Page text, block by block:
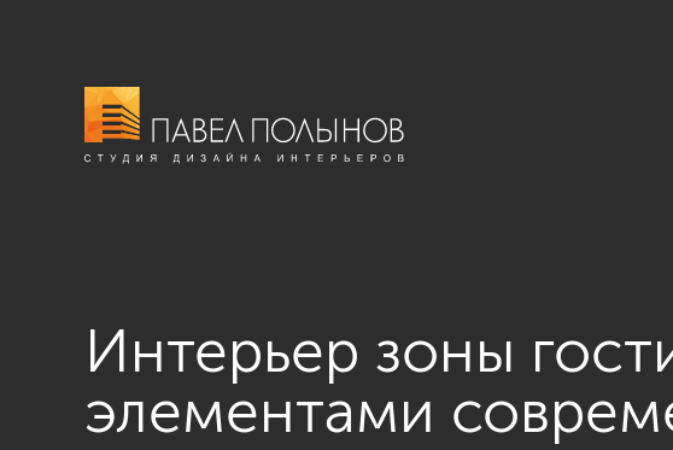
Интерьер зоны
элементами